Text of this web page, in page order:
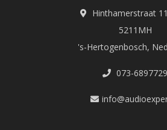
Hinthamerstraat
5211MH
's-Hertogenbosch,
073-6897729